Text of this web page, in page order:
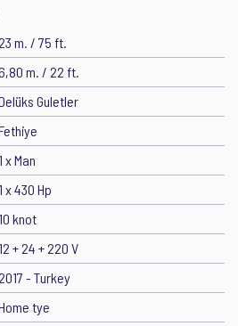
m. / 75 ft.
m. / 22 ft.
Guletler
1 x Man
1 x 430 Hp
10 knot
12 + 24 + 220 V
- Turkey
tye